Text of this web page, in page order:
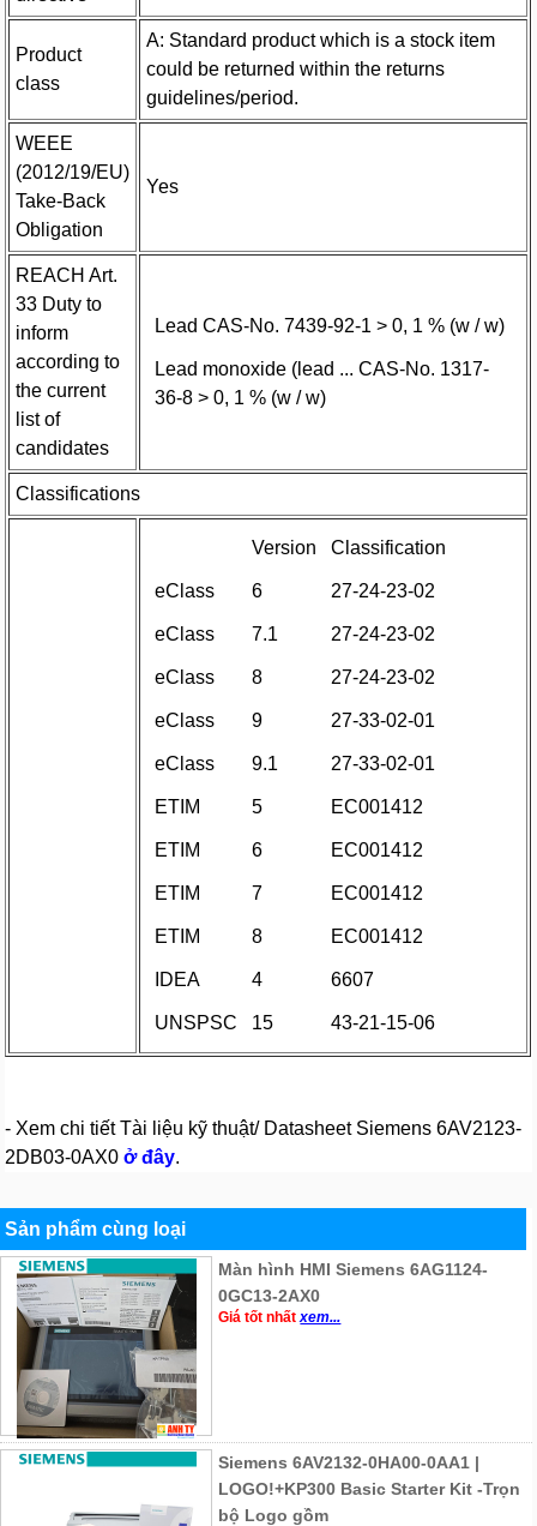
Product
class
A: Standard product which is a stock item
could be returned within the returns
guidelines/period.
WEEE
(2012/19/EU)
Take-Back
Obligation
Yes
REACH Art.
33 Duty to
inform
according to
the current
list of
candidates
Lead CAS-No. 7439-92-1 > 0, 1 % (w / w)
Lead monoxide (lead ... CAS-No. 1317-
36-8 > 0, 1 % (w / w)
Classifications
Version Classification
eClass 6 27-24-23-02
eClass 7.1 27-24-23-02
eClass 8 27-24-23-02
eClass 9 27-33-02-01
eClass 9.1 27-33-02-01
ETIM 5 EC001412
ETIM 6 EC001412
ETIM 7 EC001412
ETIM 8 EC001412
IDEA 4 6607
UNSPSC 15 43-21-15-06
- Xem chi tiết Tài liệu kỹ thuật/ Datasheet Siemens 6AV2123-
2DB03-0AX0ở đây.
Sản phẩm cùng loại
Màn hình HMI Siemens 6AG1124-
0GC13-2AX0
Giá tốt nhấtxem...
Siemens 6AV2132-0HA00-0AA1 |
LOGO!+KP300 Basic Starter Kit -Trọn
bộ Logo gồm